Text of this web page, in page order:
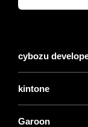
cybozu
kintone
Garoon